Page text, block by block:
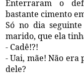
Enterraram o
bastante cimento
Só no dia
marido, que ela
- Cadê!?!
- Uai, mãe! Não
dele?